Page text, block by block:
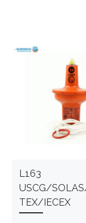
L163
USCG/
TEX/IECEX